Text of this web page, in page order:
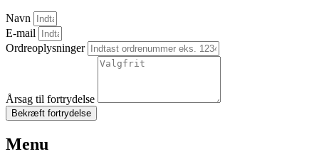
Navn
E-mail
Ordreoplysninger
Årsag til fortrydelse
Bekræft fortrydelse
Menu